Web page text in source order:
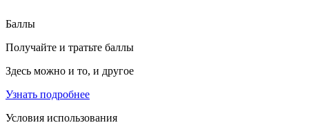
Баллы
Получайте и тратьте баллы
Здесь можно и то, и другое
Узнать подробнее
Условия использования